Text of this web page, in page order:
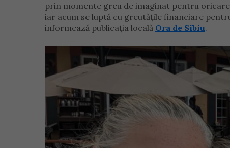
prin momente greu de imaginat pentru
iar acum se luptă cu greutățile financiare
informează publicația locală Ora de Sibiu.